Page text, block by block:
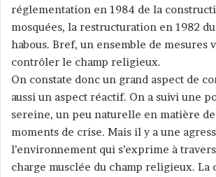
réglementation en 1984 de la
mosquées, la restructuration en 1982
habous. Bref, un ensemble de mesures
contrôler le champ religieux.
On constate donc un grand aspect de
aussi un aspect réactif. On a suivi une
sereine, un peu naturelle en matière
moments de crise. Mais il y a une
l’environnement qui s’exprime à
charge musclée du champ religieux. La